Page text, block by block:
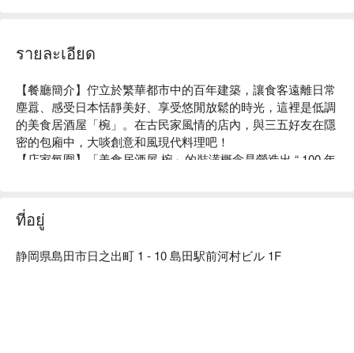
รายละเอียด
【餐廳簡介】佇立於繁華都市中的百年建築，讓食客遠離日常
塵囂、感受日本恬靜美好、享受悠閒放鬆的時光，這裡是低調
的美食居酒屋「椀」。在古民家風情的店內，與三五好友在隱
密的包廂中，大啖創意和風現代料理吧！
【店家氛圍】「美食居酒屋 椀」的裝潢概念是營造出 “ 100 年
間。在匠人精心設計的沈穩日式氛圍中，以美酒佳餚招待來
客、帶您品味日常之美。此外，如同店名「椀」（碗）一樣，
益子燒，與餐廳裝潢完美結合，更襯托料理美味。
ที่อยู่
静岡県島田市日之出町 1 - 10 島田駅前河村ビル 1F